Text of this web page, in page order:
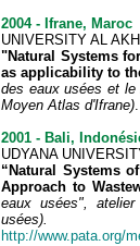
2004 - Ifrane, Maroc
UNIVERSITY AL
"Natural Systems
as applicability to
des eaux usées et le
Moyen Atlas d'Ifrane).
2001 - Bali,
UDYANA
“Natural Systems
Approach to
eaux usées",
usées).
http://www.pata.org/